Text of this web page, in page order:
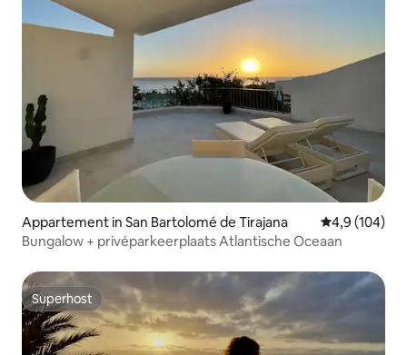
Appartement in San Bartolomé de Tirajana Gemiddelde
4,9 (104)
Bungalow + privéparkeerplaats Atlantische Oceaan
Superhost
Superhost